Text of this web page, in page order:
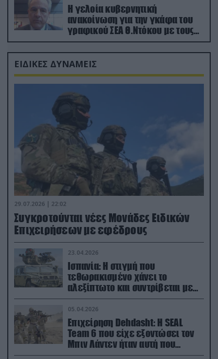
Η γελοία κυβερνητική
ανακοίνωση για την γκάφα του
γραφικού ΣΕΑ Θ.Ντόκου με τους
Ρώσους φαρσέρ
ΕΙΔΙΚΕΣ ΔΥΝΑΜΕΙΣ
29.07.2026 | 22:02
Συγκροτούνται νέες Μονάδες Ειδικών
Επιχειρήσεων με εφέδρους
23.04.2026
Ισπανία: Η στιγμή που
τεθωρακισμένο χάνει το
αλεξίπτωτο και συντρίβεται με
ορμή στο έδαφος (βίντεο)
05.04.2026
Επιχείρηση Dehdasht: Η SEAL
Team 6 που είχε εξοντώσει τον
Μπιν Λάντεν ήταν αυτή που
διέσωσε τον πιλότο του F-15